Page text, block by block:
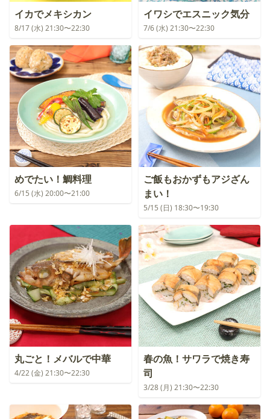
イカでメキシカン
8/17 (水) 21:30〜22:30
イワシでエスニック気分
7/6 (水) 21:30〜22:30
めでたい！鯛料理
6/15 (水) 20:00〜21:00
ご飯もおかずもアジざん
まい！
5/15 (日) 18:30〜19:30
丸ごと！メバルで中華
4/22 (金) 21:30〜22:30
春の魚！サワラで焼き寿
司
3/28 (月) 21:30〜22:30